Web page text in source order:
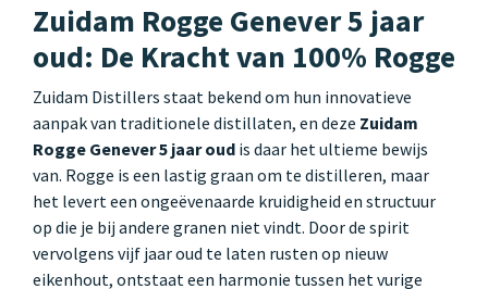
Zuidam Rogge Genever 5 jaar
oud: De Kracht van 100% Rogge
Zuidam Distillers staat bekend om hun innovatieve
aanpak van traditionele distillaten, en deze Zuidam
Rogge Genever 5 jaar oud is daar het ultieme bewijs
van. Rogge is een lastig graan om te distilleren, maar
het levert een ongeëvenaarde kruidigheid en structuur
op die je bij andere granen niet vindt. Door de spirit
vervolgens vijf jaar oud te laten rusten op nieuw
eikenhout, ontstaat een harmonie tussen het vurige